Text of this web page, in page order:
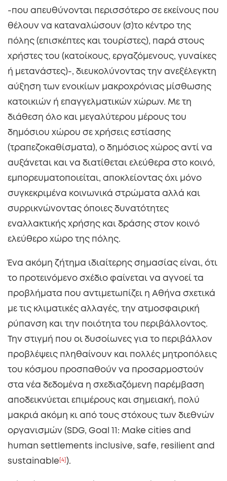
-που απευθύνονται περισσότερο σε εκείνους που
θέλουν να καταναλώσουν (σ)το κέντρο της
πόλης (επισκέπτες και τουρίστες), παρά στους
χρήστες του (κατοίκους, εργαζόμενους, γυναίκες
ή μετανάστες)-, διευκολύνοντας την ανεξέλεγκτη
αύξηση των ενοικίων μακροχρόνιας μίσθωσης
κατοικιών ή επαγγελματικών χώρων. Με τη
διάθεση όλο και μεγαλύτερου μέρους του
δημόσιου χώρου σε χρήσεις εστίασης
(τραπεζοκαθίσματα), ο δημόσιος χώρος αντί να
αυξάνεται και να διατίθεται ελεύθερα στο κοινό,
εμπορευματοποιείται, αποκλείοντας όχι μόνο
συγκεκριμένα κοινωνικά στρώματα αλλά και
συρρικνώνοντας όποιες δυνατότητες
εναλλακτικής χρήσης και δράσης στον κοινό
ελεύθερο χώρο της πόλης.
Ένα ακόμη ζήτημα ιδιαίτερης σημασίας είναι, ότι
το προτεινόμενο σχέδιο φαίνεται να αγνοεί τα
προβλήματα που αντιμετωπίζει η Αθήνα σχετικά
με τις κλιματικές αλλαγές, την ατμοσφαιρική
ρύπανση και την ποιότητα του περιβάλλοντος.
Την στιγμή που οι δυσοίωνες για το περιβάλλον
προβλέψεις πληθαίνουν και πολλές μητροπόλεις
του κόσμου προσπαθούν να προσαρμοστούν
στα νέα δεδομένα η σχεδιαζόμενη παρέμβαση
αποδεικνύεται επιμέρους και σημειακή, πολύ
μακριά ακόμη κι από τους στόχους των διεθνών
οργανισμών (SDG, Goal 11: Make cities and
human settlements inclusive, safe, resilient and
sustainable [4] ).